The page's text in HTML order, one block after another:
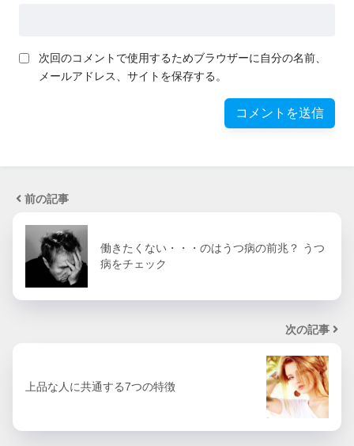
次回のコメントで使用するためブラウザーに自分の名前、
メールアドレス、サイトを保存する。
前の記事
働きたくない・・・のはうつ病の前兆？ うつ
病をチェック
次の記事
上品な人に共通する7つの特徴